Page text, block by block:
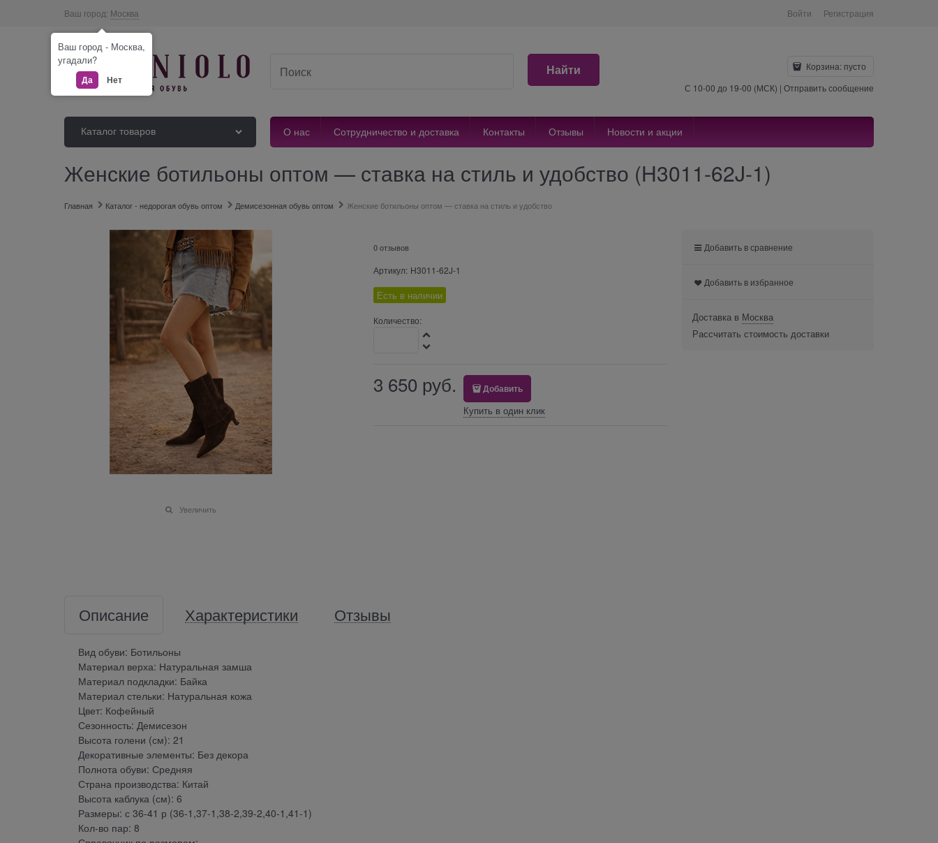
Ваш город: Москва Войти Регистрация
Найти Корзина: пусто
С 10-00 до 19-00 (МСК) | Отправить сообщение
Каталог товаров О нас Сотрудничество и доставка Контакты Отзывы Новости и акции
Женские ботильоны оптом — ставка на стиль и удобство (H3011-62J-1)
Главная Каталог - недорогая обувь оптом Демисезонная обувь оптом Женские ботильоны оптом — ставка на стиль и удобство
Увеличить
0 отзывов
Артикул: H3011-62J-1
Есть в наличии
Количество:
3 650 руб. Добавить
Купить в один клик
Описание Характеристики Отзывы
Вид обуви: Ботильоны
Материал верха: Натуральная замша
Материал подкладки: Байка
Материал стельки: Натуральная кожа
Цвет: Кофейный
Сезонность: Демисезон
Высота голени (см): 21
Декоративные элементы: Без декора
Полнота обуви: Средняя
Страна производства: Китай
Высота каблука (см): 6
Размеры: с 36-41 р (36-1,37-1,38-2,39-2,40-1,41-1)
Кол-во пар: 8
Добавить в сравнение
Добавить в избранное
Доставка в Москва
Рассчитать стоимость доставки
Ваш город - Москва,
угадали?
Да Нет